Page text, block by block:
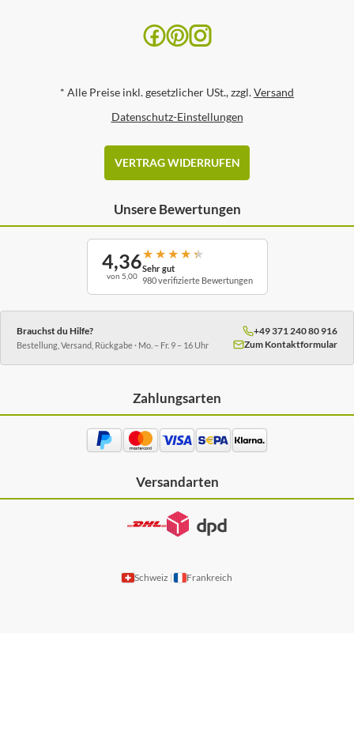
* Alle Preise inkl. gesetzlicher USt., zzgl.Versand
Datenschutz-Einstellungen
VERTRAG WIDERRUFEN
Unsere Bewertungen
4,36
von 5,00
★ ★ ★ ★ ★
Sehr gut
980 verifizierte Bewertungen
Brauchst du Hilfe?
Bestellung, Versand, Rückgabe · Mo. – Fr. 9 – 16 Uhr
+49 371 240 80 916
Zum Kontaktformular
Zahlungsarten
Versandarten
Schweiz Frankreich